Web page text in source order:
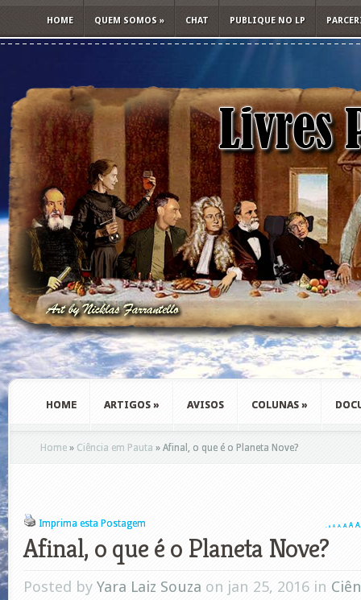
HOME QUEM SOMOS » CHAT PUBLIQUE NO LP
HOME ARTIGOS » AVISOS COLUNAS »
Home » Ciência em Pauta » Afinal, o que é o Planeta Nove?
Imprima esta Postagem A A A A A A A
Afinal, o que é o Planeta Nove?
Posted by Yara Laiz Souza on jan 25, 2016 in